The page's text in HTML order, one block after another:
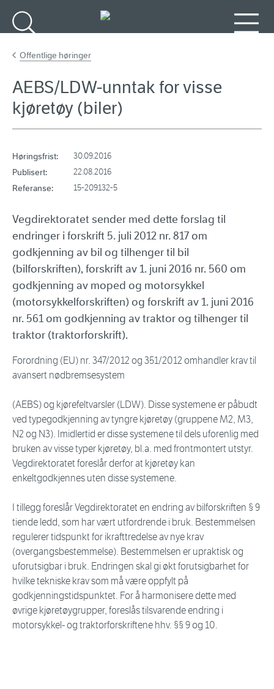
Offentlige høringer
AEBS/LDW-unntak for visse
kjøretøy (biler)
Høringsfrist: 30.09.2016
Publisert: 22.08.2016
Referanse: 15-209132-5
Vegdirektoratet sender med dette forslag til
endringer i forskrift 5. juli 2012 nr. 817 om
godkjenning av bil og tilhenger til bil
(bilforskriften), forskrift av 1. juni 2016 nr. 560 om
godkjenning av moped og motorsykkel
(motorsykkelforskriften) og forskrift av 1. juni 2016
nr. 561 om godkjenning av traktor og tilhenger til
traktor (traktorforskrift).
Forordning (EU) nr. 347/2012 og 351/2012 omhandler krav til
avansert nødbremsesystem
(AEBS) og kjørefeltvarsler (LDW). Disse systemene er påbudt
ved typegodkjenning av tyngre kjøretøy (gruppene M2, M3,
N2 og N3). Imidlertid er disse systemene til dels uforenlig med
bruken av visse typer kjøretøy, bl.a. med frontmontert utstyr.
Vegdirektoratet foreslår derfor at kjøretøy kan
enkeltgodkjennes uten disse systemene.
I tillegg foreslår Vegdirektoratet en endring av bilforskriften § 9
tiende ledd, som har vært utfordrende i bruk. Bestemmelsen
regulerer tidspunkt for ikrafttredelse av nye krav
(overgangsbestemmelse). Bestemmelsen er upraktisk og
uforutsigbar i bruk. Endringen skal gi økt forutsigbarhet for
hvilke tekniske krav som må være oppfylt på
godkjenningstidspunktet. For å harmonisere dette med
øvrige kjøretøygrupper, foreslås tilsvarende endring i
motorsykkel- og traktorforskriftene hhv. §§ 9 og 10.